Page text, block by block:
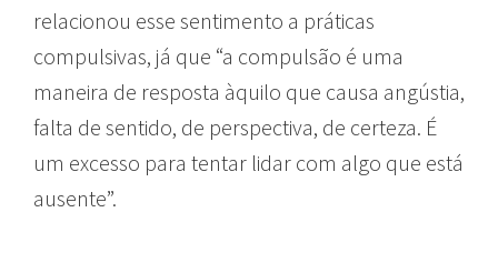
relacionou esse sentimento a práticas
compulsivas, já que “a compulsão é uma
maneira de resposta àquilo que causa angústia,
falta de sentido, de perspectiva, de certeza. É
um excesso para tentar lidar com algo que está
ausente”.